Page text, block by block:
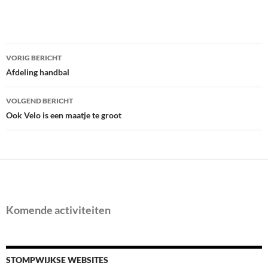
Bericht
navigatie
VORIG BERICHT
Afdeling handbal
VOLGEND BERICHT
Ook Velo is een maatje te groot
Komende activiteiten
STOMPWIJKSE WEBSITES